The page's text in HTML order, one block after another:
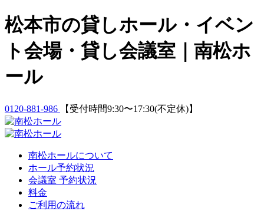
Skip
to
松本市の貸しホール・イベン
ト会場・貸し会議室｜南松ホ
ール
0120-881-986 【受付時間9:30〜17:30(不定休)】
南松ホールについて
ホール予約状況
会議室 予約状況
料金
ご利用の流れ